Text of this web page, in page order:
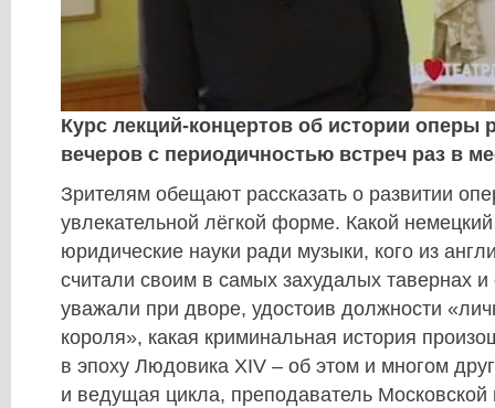
Курс лекций-концертов об истории оперы
вечеров с периодичностью встреч раз в
Зрителям обещают рассказать о развитии
увлекательной лёгкой форме. Какой
юридические науки ради музыки, кого из
считали своим в самых захудалых тавернах
уважали при дворе, удостоив должности
короля», какая криминальная история
в эпоху Людовика XIV – об этом и многом
и ведущая цикла, преподаватель Московской